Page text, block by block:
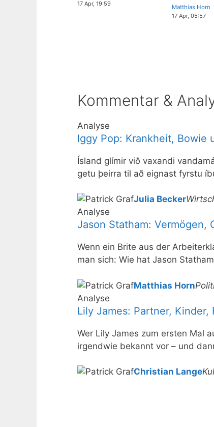
17 Apr, 19:59
Matthias Horn
17 Apr, 05:57
Kommentar &
Analyse
Iggy Pop: Krankheit, Bowie
Ísland glímir við vaxandi
getu þeirra til að eignast fyrstu
Julia Becker
Analyse
Jason Statham: Vermögen,
Wenn ein Brite aus der
man sich: Wie hat Jason
Matthias Horn
Analyse
Lily James: Partner,
Wer Lily James zum ersten Mal
irgendwie bekannt vor – und
Christian Lange